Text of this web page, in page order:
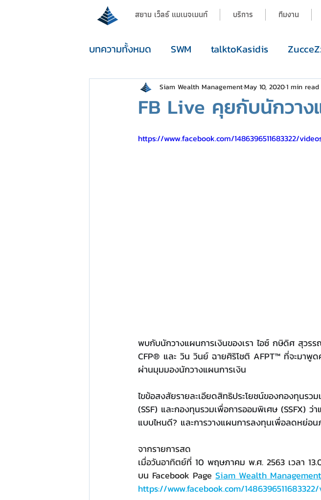
สยาม เว็ลธ์ แมเนจเมนท์ บริการ ทีมงาน
บทความทั้งหมด SWM talktoKasidis
enouGh
FB Live คุยกับนักวา
Siam Wealth ManagementMay 10, 20201 min read
https://www.facebook.com/1486396511683322/
พบกับนักวางแผนการเงินของเรา ไอซ์ กษิดิศ สุว
CFP® และ วิน วินย์ ฉายศิริโชติ AFPT™ ที่จะมาพู
ผ่านมุมมองนักวางแผนการเงิน
ไขข้อสงสัยรายละเอียดสิทธิประโยชน์ของกองทุนร
(SSF) และกองทุนรวมเพื่อการออมพิเศษ (SSFX) ว่
แบบไหนดี? และการวางแผนการลงทุนเพื่อลดหย่อ
จากรายการสด
เมื่อวันอาทิตย์ที่ 10 พฤษภาคม พ.ศ. 2563 เวลา
บน Facebook Page Siam Wealth Management
https://www.facebook.com/